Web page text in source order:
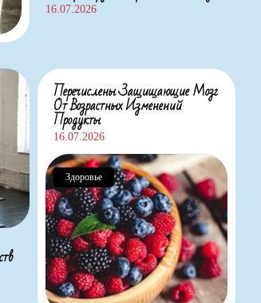
16.07.2026
Перечислены Защищающие Мозг
От Возрастных Изменений
Продукты
16.07.2026
Здоровье